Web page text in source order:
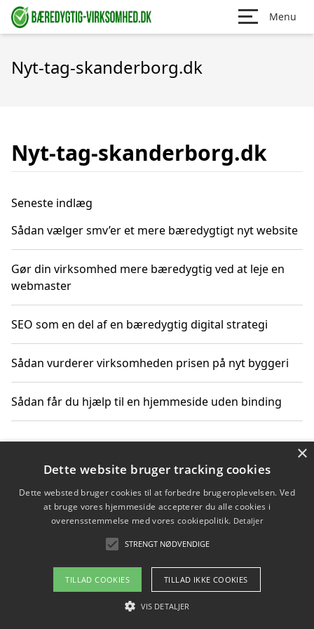
Menu
Nyt-tag-skanderborg.dk
Nyt-tag-skanderborg.dk
Seneste indlæg
Sådan vælger smv’er et mere bæredygtigt nyt website
Gør din virksomhed mere bæredygtig ved at leje en
webmaster
SEO som en del af en bæredygtig digital strategi
Sådan vurderer virksomheden prisen på nyt byggeri
Sådan får du hjælp til en hjemmeside uden binding
Copyright 2026 - Pilanto Aps
Om / kontakt
Blog Betingelser
×
Dette website bruger tracking cookies
Dette websted bruger cookies til at forbedre brugeroplevelsen. Ved
at bruge vores hjemmeside accepterer du alle cookies i
overensstemmelse med vores cookiepolitik. Detaljer
STRENGT NØDVENDIGE
TILLAD COOKIES TILLAD IKKE COOKIES
VIS DETALJER